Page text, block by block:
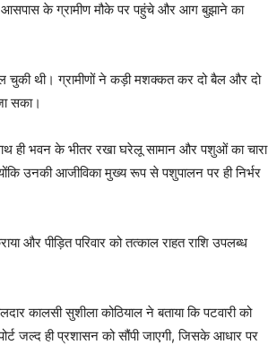
के ग्रामीण मौके पर पहुंचे और आग बुझाने का
थी। ग्रामीणों ने कड़ी मशक्कत कर दो बैल और दो
सका।
ही भवन के भीतर रखा घरेलू सामान और पशुओं का चारा
उनकी आजीविका मुख्य रूप से पशुपालन पर ही निर्भर
और पीड़ित परिवार को तत्काल राहत राशि उपलब्ध
कालसी सुशीला कोठियाल ने बताया कि पटवारी को
जल्द ही प्रशासन को सौंपी जाएगी, जिसके आधार पर